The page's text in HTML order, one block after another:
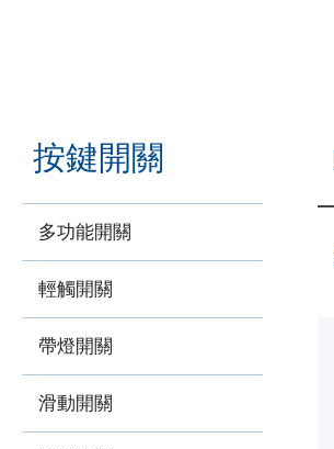
按鍵開關
多功能開關
輕觸開關
帶燈開關
滑動開關